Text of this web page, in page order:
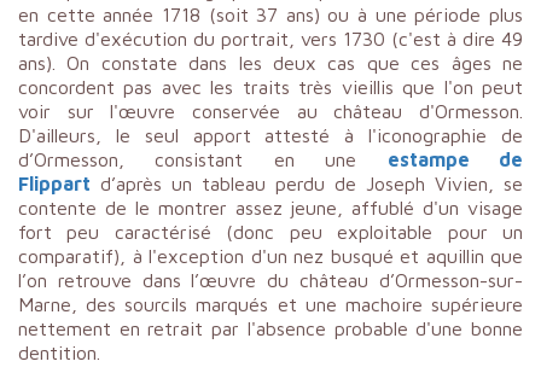
en cette année 1718 (soit 37 ans) ou à une période plus
tardive d'exécution du portrait, vers 1730 (c'est à dire 49
ans). On constate dans les deux cas que ces âges ne
concordent pas avec les traits très vieillis que l'on peut
voir sur l'œuvre conservée au château d'Ormesson.
D'ailleurs, le seul apport attesté à l'iconographie de
d’Ormesson, consistant en une estampe de
Flippart d’après un tableau perdu de Joseph Vivien, se
contente de le montrer assez jeune, affublé d'un visage
fort peu caractérisé (donc peu exploitable pour un
comparatif), à l'exception d'un nez busqué et aquillin que
l’on retrouve dans l’œuvre du château d’Ormesson-sur-
Marne, des sourcils marqués et une machoire supérieure
nettement en retrait par l'absence probable d'une bonne
dentition.